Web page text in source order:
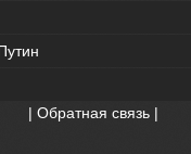
| Обратная связь |